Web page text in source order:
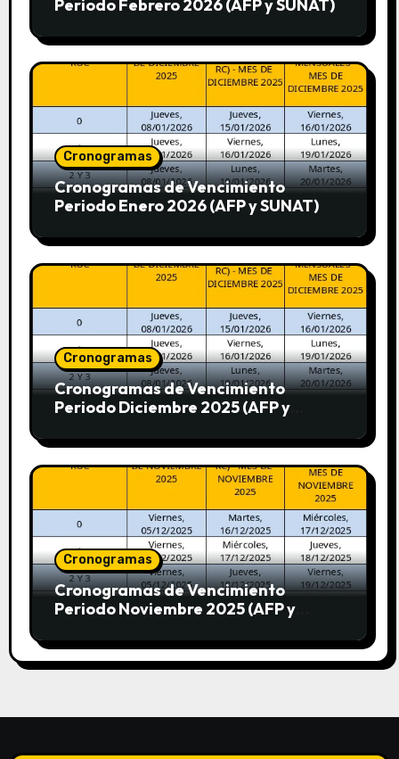
Periodo Febrero 2026 (AFP y SUNAT)
Cronogramas
Cronogramas de Vencimiento
Periodo Enero 2026 (AFP y SUNAT)
Cronogramas
Cronogramas de Vencimiento
Periodo Diciembre 2025 (AFP y
Cronogramas
Cronogramas de Vencimiento
Periodo Noviembre 2025 (AFP y